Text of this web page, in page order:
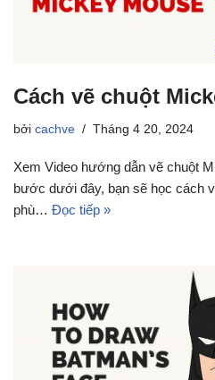
Cách vẽ chuột
bởi cachve Tháng 4 20, 2024
Xem Video hướng dẫn vẽ chuột
bước dưới đây, bạn sẽ học cách
phù… Đọc tiếp »